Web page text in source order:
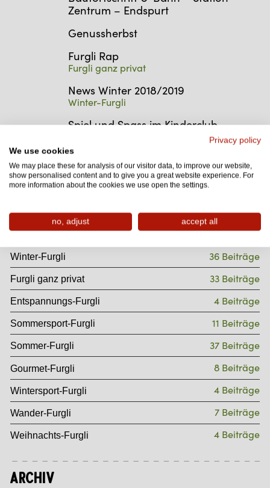
Zentrum – Endspurt
Genussherbst
Furgli Rap
Furgli ganz privat
News Winter 2018/2019
Winter-Furgli
Spiel und Spass im Kinderclub
Themen
Winter-Furgli 36 Beiträge
Furgli ganz privat 33 Beiträge
Entspannungs-Furgli 4 Beiträge
Sommersport-Furgli 11 Beiträge
Sommer-Furgli 37 Beiträge
Gourmet-Furgli 8 Beiträge
Wintersport-Furgli 4 Beiträge
Wander-Furgli 7 Beiträge
Weihnachts-Furgli 4 Beiträge
Archiv
Privacy policy
We use cookies
We may place these for analysis of our visitor data, to improve our website,
show personalised content and to give you a great website experience. For
more information about the cookies we use open the settings.
no, adjust accept all